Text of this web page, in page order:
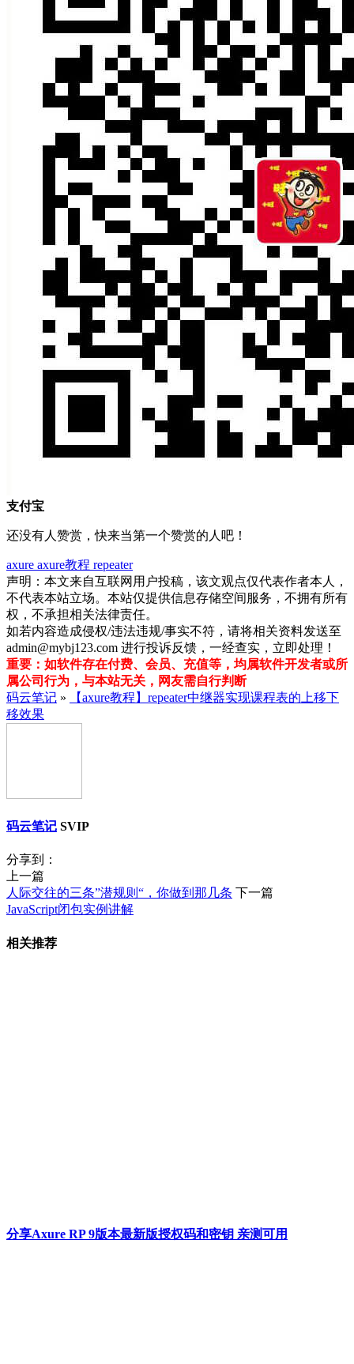
支付宝
还没有人赞赏，快来当第一个赞赏的人吧！
axure axure教程 repeater
声明：本文来自互联网用户投稿，该文观点仅代表作者本人，
不代表本站立场。本站仅提供信息存储空间服务，不拥有所有
权，不承担相关法律责任。
如若内容造成侵权/违法违规/事实不符，请将相关资料发送至
admin@mybj123.com 进行投诉反馈，一经查实，立即处理！
重要：如软件存在付费、会员、充值等，均属软件开发者或所
属公司行为，与本站无关，网友需自行判断
码云笔记 »
【axure教程】repeater中继器实现课程表的上移下
移效果
码云笔记 SVIP
分享到：
上一篇
人际交往的三条”潜规则“，你做到那几条 下一篇
JavaScript闭包实例讲解
相关推荐
分享Axure RP 9版本最新版授权码和密钥 亲测可用